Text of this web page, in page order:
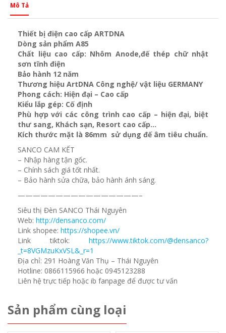
Mô Tả
Thiết bị điện cao cấp ARTDNA
Dòng sản phẩm A85
Chất liệu cao cấp: Nhôm Anode,đế thép chữ nhật
sơn tĩnh điện
Bảo hành 12 năm
Thương hiệu ArtDNA Công nghệ/ vật liệu GERMANY
Phong cách: Hiện đại – Cao cấp
Kiểu lắp gép: Cố định
Phù hợp với các công trình cao cấp – hiện đại, biệt
thư sang, Khách sạn, Resort cao cấp…
Kích thước mặt là 86mm sử dụng đế âm tiêu chuẩn.
SANCO CAM KẾT
– Nhập hàng tận gốc.
– Chính sách giá tốt nhất.
– Bảo hành sửa chữa, bảo hành ánh sáng.
————————————————–
Siêu thị Đèn SANCO Thái Nguyên
Web: http://densanco.com/
Link shopee: https://shopee.vn/
Link tiktok: https://www.tiktok.com/@densanco?
_t=8VGMzuKxVSL&_r=1
Địa chỉ: 291 Hoàng Văn Thụ – Thái Nguyên
Hotline: 0866115966 hoặc 0945123288
Liên hệ trực tiếp hoặc ib fanpage để được tư vấn
Sản phẩm cùng loại